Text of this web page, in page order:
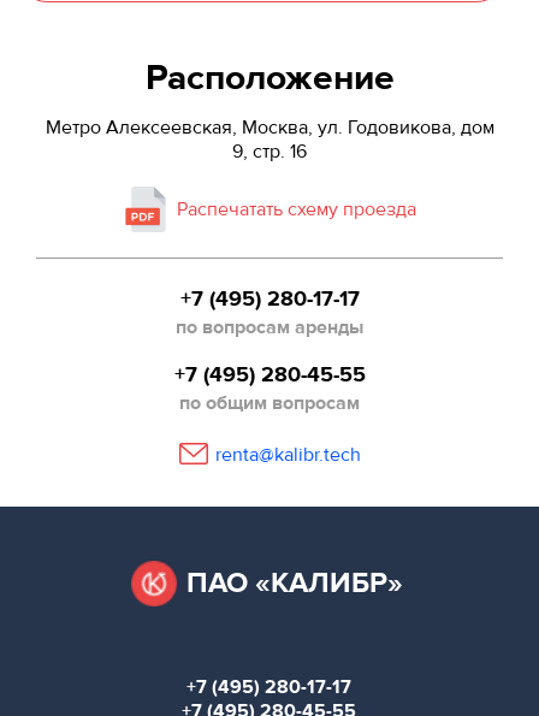
Расположение
Метро Алексеевская, Москва, ул. Годовикова, дом
9, стр. 16
Распечатать схему проезда
+7 (495) 280-17-17
по вопросам аренды
+7 (495) 280-45-55
по общим вопросам
renta@kalibr.tech
ПАО «КАЛИБР»
+7 (495) 280-17-17
+7 (495) 280-45-55